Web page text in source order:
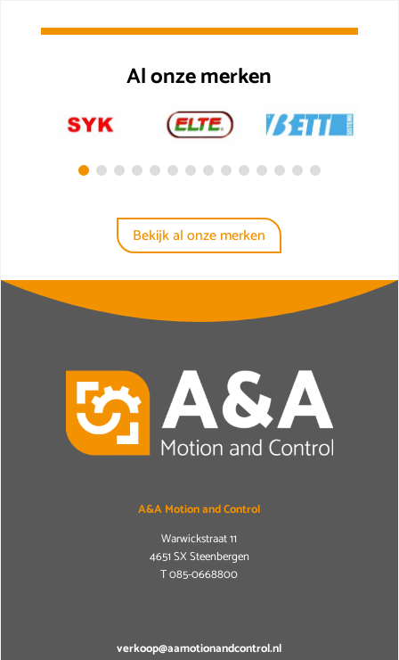
Al onze merken
Bekijk al onze merken
A&A Motion and Control
Warwickstraat 11
4651 SX Steenbergen
T085-0668800
verkoop@aamotionandcontrol.nl